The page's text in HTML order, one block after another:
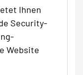
Ihnen
Security-
Website